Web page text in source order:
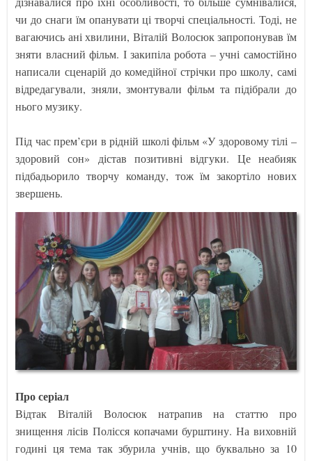
чи до снаги їм опанувати ці творчі спеціальності. Тоді, не
вагаючись ані хвилини, Віталій Волосюк запропонував їм
зняти власний фільм. І закипіла робота – учні самостійно
написали сценарій до комедійної стрічки про школу, самі
відредагували, зняли, змонтували фільм та підібрали до
нього музику.
Під час прем’єри в рідній школі фільм «У здоровому тілі –
здоровий сон» дістав позитивні відгуки. Це неабияк
підбадьорило творчу команду, тож їм закортіло нових
звершень.
Про серіал
Відтак Віталій Волосюк натрапив на статтю про
знищення лісів Полісся копачами бурштину. На виховній
годині ця тема так збурила учнів, що буквально за 10